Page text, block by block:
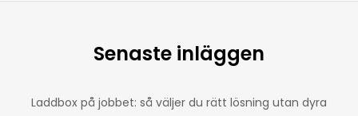
Senaste inläggen
Laddbox på jobbet: så väljer du rätt lösning utan dyra